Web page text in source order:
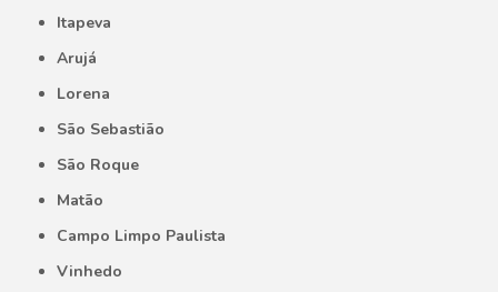
Itapeva
Arujá
Lorena
São Sebastião
São Roque
Matão
Campo Limpo Paulista
Vinhedo